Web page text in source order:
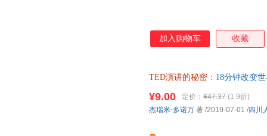
加入购物车 收藏
TED演讲的秘密 ：18分钟改变
¥9.00 定价： ¥47.37 (1.9折)
杰瑞米·多诺万 著 /2019-07-01 /四川